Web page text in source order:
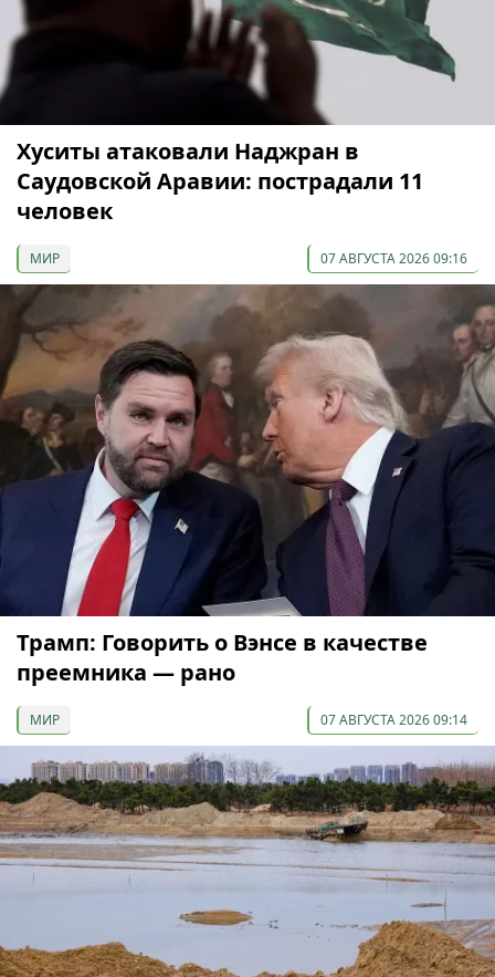
Хуситы атаковали Наджран в
Саудовской Аравии: пострадали 11
человек
МИР 07 АВГУСТА 2026 09:16
Трамп: Говорить о Вэнсе в качестве
преемника — рано
МИР 07 АВГУСТА 2026 09:14